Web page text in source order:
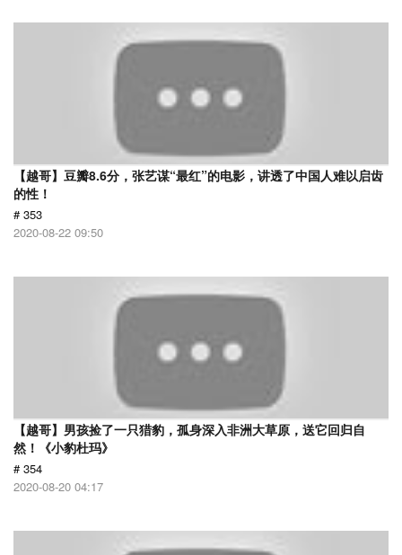
【越哥】豆瓣8.6分，张艺谋“最红”的电影，讲透了中国人难以启齿
的性！
# 353
2020-08-22 09:50
【越哥】男孩捡了一只猎豹，孤身深入非洲大草原，送它回归自
然！《小豹杜玛》
# 354
2020-08-20 04:17